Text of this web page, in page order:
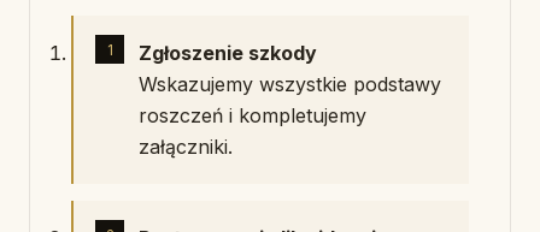
Zgłoszenie szkody
Wskazujemy wszystkie podstawy
roszczeń i kompletujemy
załączniki.